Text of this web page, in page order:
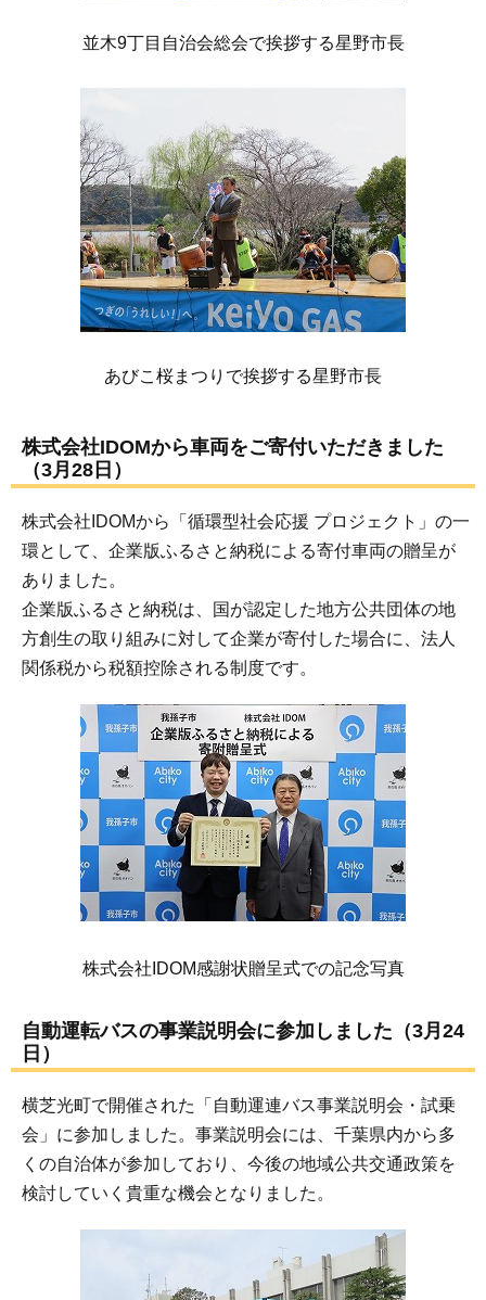
並木9丁目自治会総会で挨拶する星野市長
あびこ桜まつりで挨拶する星野市長
株式会社IDOMから車両をご寄付いただきました
（3月28日）
株式会社IDOMから「循環型社会応援 プロジェクト」の一
環として、企業版ふるさと納税による寄付車両の贈呈が
ありました。
企業版ふるさと納税は、国が認定した地方公共団体の地
方創生の取り組みに対して企業が寄付した場合に、法人
関係税から税額控除される制度です。
株式会社IDOM感謝状贈呈式での記念写真
自動運転バスの事業説明会に参加しました（3月24
日）
横芝光町で開催された「自動運連バス事業説明会・試乗
会」に参加しました。事業説明会には、千葉県内から多
くの自治体が参加しており、今後の地域公共交通政策を
検討していく貴重な機会となりました。